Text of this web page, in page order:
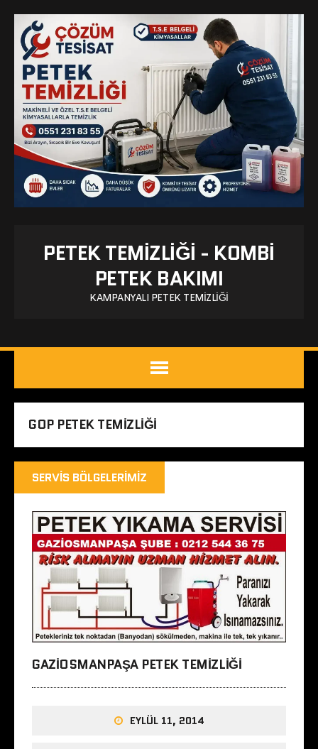
PETEK TEMIZLIĞI - KOMBI
PETEK BAKIMI
KAMPANYALI PETEK TEMIZLIĞI
GOP PETEK TEMIZLIĞI
SERVIS BÖLGELERIMIZ
GAZIOSMANPAŞA PETEK TEMIZLIĞI
EYLÜL 11, 2014